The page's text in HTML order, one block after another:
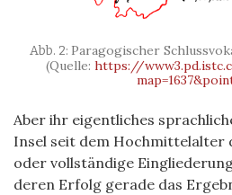
Paragogischer
(Quelle: https://
Aber ihr eigentliches
Insel seit dem Hochmittelalter
oder vollständige
deren Erfolg gerade das